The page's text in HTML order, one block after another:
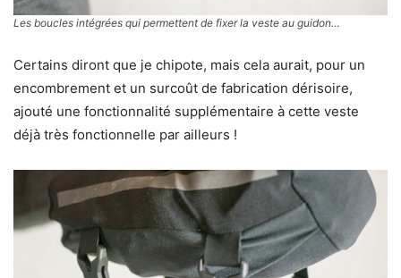
Les boucles intégrées qui permettent de fixer la veste au guidon…
Certains diront que je chipote, mais cela aurait, pour un
encombrement et un surcoût de fabrication dérisoire,
ajouté une fonctionnalité supplémentaire à cette veste
déjà très fonctionnelle par ailleurs !